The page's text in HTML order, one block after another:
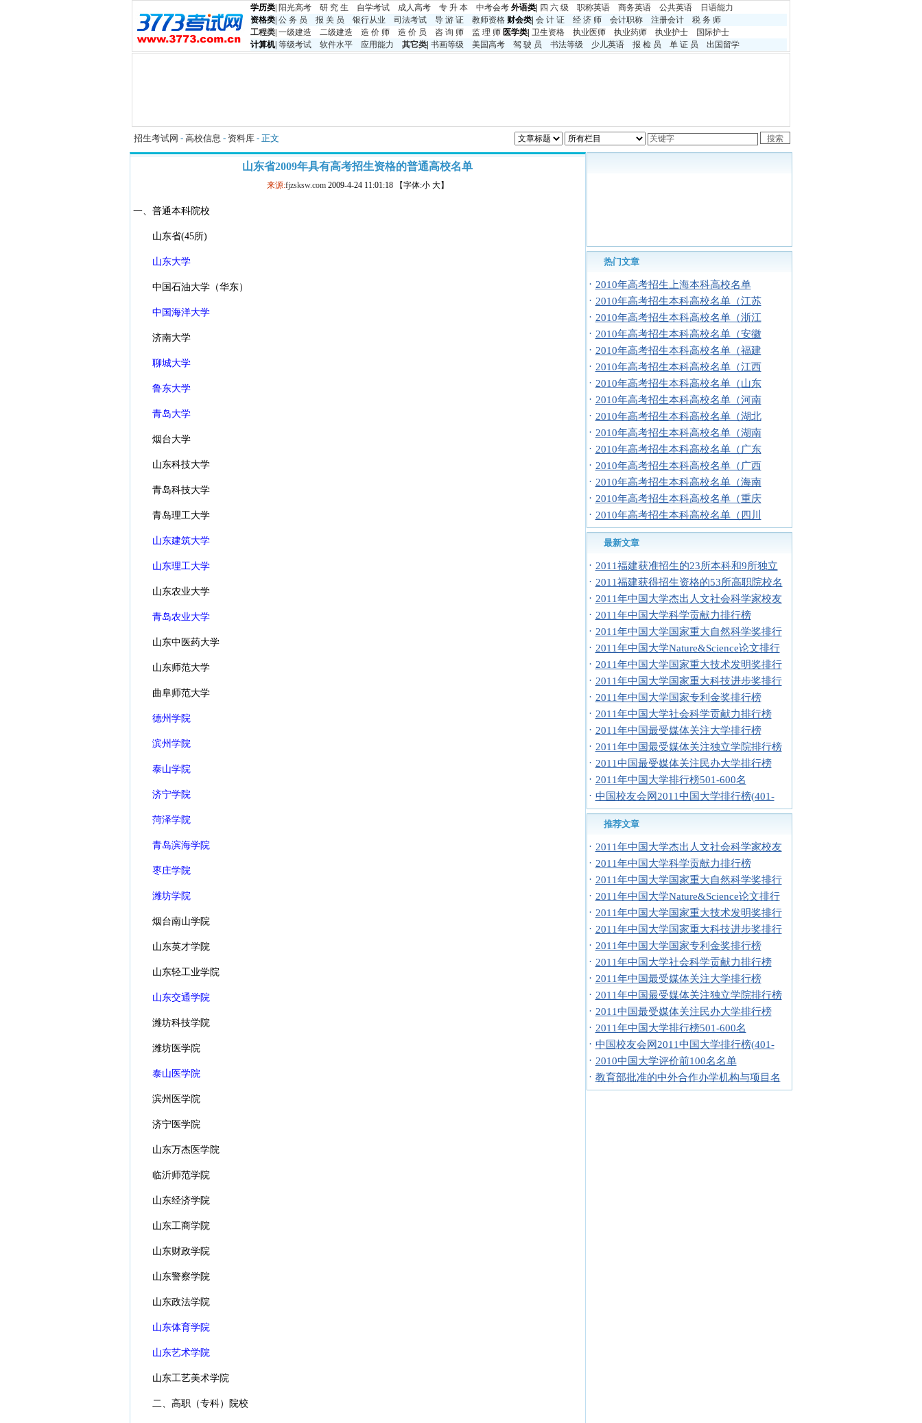
学历类 阳光高考 研 究 生 自学考试 成人高考 专 升 本 中考会考 外语类| 四 六 级 职称英语 商务英语 公共英语
日语能力
资格类 公 务 员 报 关 员 银行从业 司法考试 导 游 证 教师资格 财会类| 会 计 证 经 济 师 会计职称 注册会计
税 务 师
工程类 一级建造 二级建造 造 价 师 造 价 员 咨 询 师 监 理 师 医学类| 卫生资格 执业医师 执业药师 执业护士
国际护士
计算机| 等级考试 软件水平 应用能力 其它类 书画等级 美国高考 驾 驶 员 书法等级 少儿英语 报 检 员 单 证 员 出国留学
招生考试网 - 高校信息 - 资料库 - 正文
山东省2009年具有高考招生资格的普通高校名单
来源:fjzsksw.com 2009-4-24 11:01:18 【字体:小 大】
一、普通本科院校
山东省(45所)
山东大学
中国石油大学（华东）
中国海洋大学
济南大学
聊城大学
鲁东大学
青岛大学
烟台大学
山东科技大学
青岛科技大学
青岛理工大学
山东建筑大学
山东理工大学
山东农业大学
青岛农业大学
山东中医药大学
山东师范大学
曲阜师范大学
德州学院
滨州学院
泰山学院
济宁学院
菏泽学院
青岛滨海学院
枣庄学院
潍坊学院
烟台南山学院
山东英才学院
山东轻工业学院
山东交通学院
潍坊科技学院
潍坊医学院
泰山医学院
滨州医学院
济宁医学院
山东万杰医学院
临沂师范学院
山东经济学院
山东工商学院
山东财政学院
山东警察学院
山东政法学院
山东体育学院
山东艺术学院
山东工艺美术学院
二、高职（专科）院校
热门文章
· 2010年高考招生上海本科高校名单
· 2010年高考招生本科高校名单（江苏
· 2010年高考招生本科高校名单（浙江
· 2010年高考招生本科高校名单（安徽
· 2010年高考招生本科高校名单（福建
· 2010年高考招生本科高校名单（江西
· 2010年高考招生本科高校名单（山东
· 2010年高考招生本科高校名单（河南
· 2010年高考招生本科高校名单（湖北
· 2010年高考招生本科高校名单（湖南
· 2010年高考招生本科高校名单（广东
· 2010年高考招生本科高校名单（广西
· 2010年高考招生本科高校名单（海南
· 2010年高考招生本科高校名单（重庆
· 2010年高考招生本科高校名单（四川
最新文章
· 2011福建获准招生的23所本科和9所独立
· 2011福建获得招生资格的53所高职院校名
· 2011年中国大学杰出人文社会科学家校友
· 2011年中国大学科学贡献力排行榜
· 2011年中国大学国家重大自然科学奖排行
· 2011年中国大学Nature&Science论文排行
· 2011年中国大学国家重大技术发明奖排行
· 2011年中国大学国家重大科技进步奖排行
· 2011年中国大学国家专利金奖排行榜
· 2011年中国大学社会科学贡献力排行榜
· 2011年中国最受媒体关注大学排行榜
· 2011年中国最受媒体关注独立学院排行榜
· 2011中国最受媒体关注民办大学排行榜
· 2011年中国大学排行榜501-600名
· 中国校友会网2011中国大学排行榜(401-
推荐文章
· 2011年中国大学杰出人文社会科学家校友
· 2011年中国大学科学贡献力排行榜
· 2011年中国大学国家重大自然科学奖排行
· 2011年中国大学Nature&Science论文排行
· 2011年中国大学国家重大技术发明奖排行
· 2011年中国大学国家重大科技进步奖排行
· 2011年中国大学国家专利金奖排行榜
· 2011年中国大学社会科学贡献力排行榜
· 2011年中国最受媒体关注大学排行榜
· 2011年中国最受媒体关注独立学院排行榜
· 2011中国最受媒体关注民办大学排行榜
· 2011年中国大学排行榜501-600名
· 中国校友会网2011中国大学排行榜(401-
· 2010中国大学评价前100名名单
· 教育部批准的中外合作办学机构与项目名